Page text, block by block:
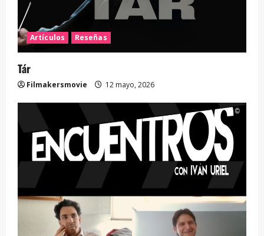
Artículos Reseñas
Tár
Filmakersmovie 12 mayo, 2026